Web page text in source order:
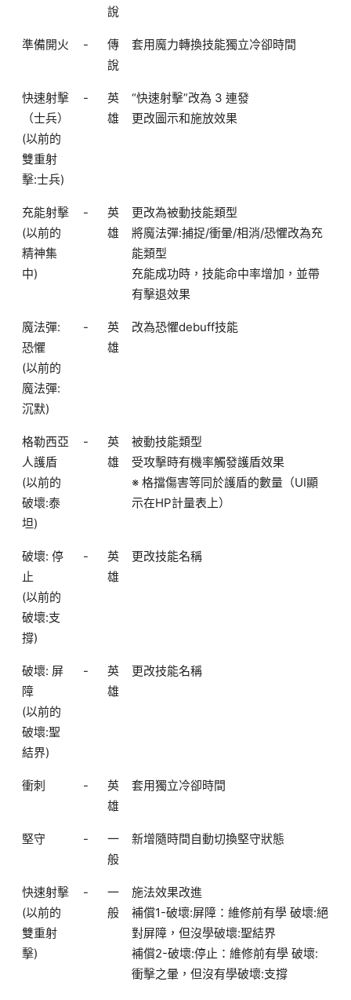
說
準備開火 -
傳
說
套用魔力轉換技能獨立冷卻時間
快速射擊
（士兵）
(以前的
雙重射
擊:士兵)
-
英
雄
“快速射擊”改為 3 連發
更改圖示和施放效果
充能射擊
(以前的
精神集
中)
-
英
雄
更改為被動技能類型
將魔法彈:捕捉/衝暈/相消/恐懼改為充
能類型
充能成功時，技能命中率增加，並帶
有擊退效果
魔法彈:
恐懼
(以前的
魔法彈:
沉默)
-
英
雄
改為恐懼debuff技能
格勒西亞
人護盾
(以前的
破壞:泰
坦)
-
英
雄
被動技能類型
受攻擊時有機率觸發護盾效果
※ 格擋傷害等同於護盾的數量（UI顯
示在HP計量表上）
破壞: 停
止
(以前的
破壞:支
撐)
-
英
雄
更改技能名稱
破壞: 屏
障
(以前的
破壞:聖
結界)
-
英
雄
更改技能名稱
衝刺 -
英
雄
套用獨立冷卻時間
堅守 -
一
般
新增隨時間自動切換堅守狀態
快速射擊
(以前的
雙重射
擊)
-
一
般
施法效果改進
補償1-破壞:屏障：維修前有學 破壞:絕
對屏障，但沒學破壞:聖結界
補償2-破壞:停止：維修前有學 破壞:
衝擊之暈，但沒有學破壞:支撐